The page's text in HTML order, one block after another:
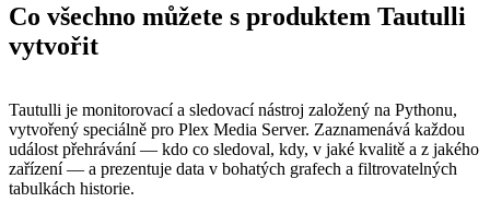
Co všechno můžete s produktem Tautulli
vytvořit
Tautulli je monitorovací a sledovací nástroj založený na Pythonu,
vytvořený speciálně pro Plex Media Server. Zaznamenává každou
událost přehrávání — kdo co sledoval, kdy, v jaké kvalitě a z jakého
zařízení — a prezentuje data v bohatých grafech a filtrovatelných
tabulkách historie.